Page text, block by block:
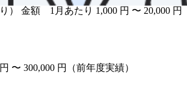
） 金額 1月あたり 1,000 円 〜 20,000 円
〜 300,000 円（前年度実績）